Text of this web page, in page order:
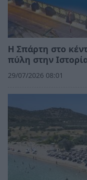
Η Σπάρτη στο
πύλη στην
29/07/2026 08:01